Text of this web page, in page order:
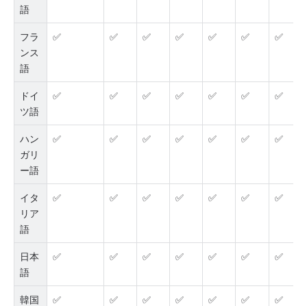
語
フラ
ンス
語
✅ ✅ ✅ ✅ ✅ ✅ ✅
ドイ
ツ語
✅ ✅ ✅ ✅ ✅ ✅ ✅
ハン
ガリ
ー語
✅ ✅ ✅ ✅ ✅ ✅ ✅
イタ
リア
語
✅ ✅ ✅ ✅ ✅ ✅ ✅
日本
語
✅ ✅ ✅ ✅ ✅ ✅ ✅
韓国
✅ ✅ ✅ ✅ ✅ ✅ ✅